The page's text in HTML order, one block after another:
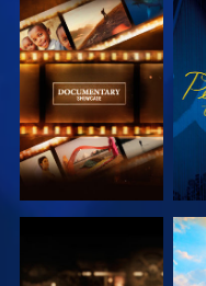
UTFORSK
SERIEN
UTFORSK